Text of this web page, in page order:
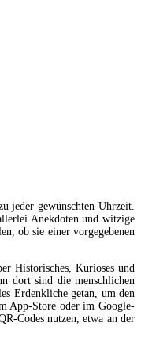
jeder gewünschten Uhrzeit.
Anekdoten und witzige
ob sie einer vorgegebenen
Historisches, Kurioses und
dort sind die menschlichen
Erdenkliche getan, um den
App-Store oder im Google-
Codes nutzen, etwa an der